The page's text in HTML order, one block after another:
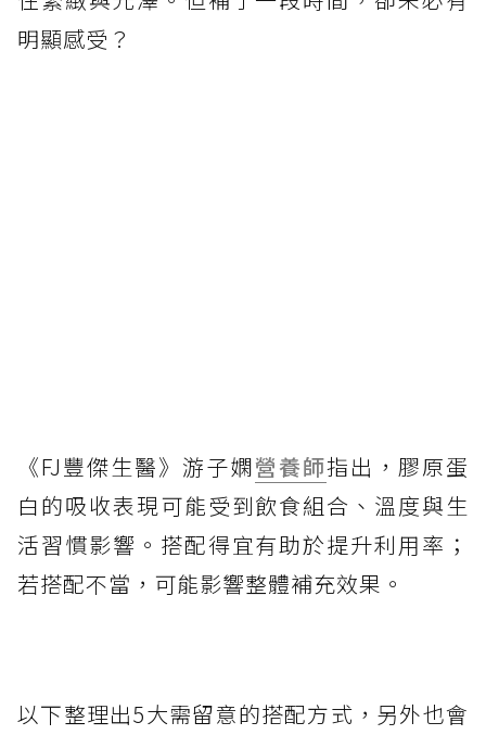
明顯感受？
《FJ豐傑生醫》游子嫻營養師指出，膠原蛋
白的吸收表現可能受到飲食組合、溫度與生
活習慣影響。搭配得宜有助於提升利用率；
若搭配不當，可能影響整體補充效果。
以下整理出5大需留意的搭配方式，另外也會